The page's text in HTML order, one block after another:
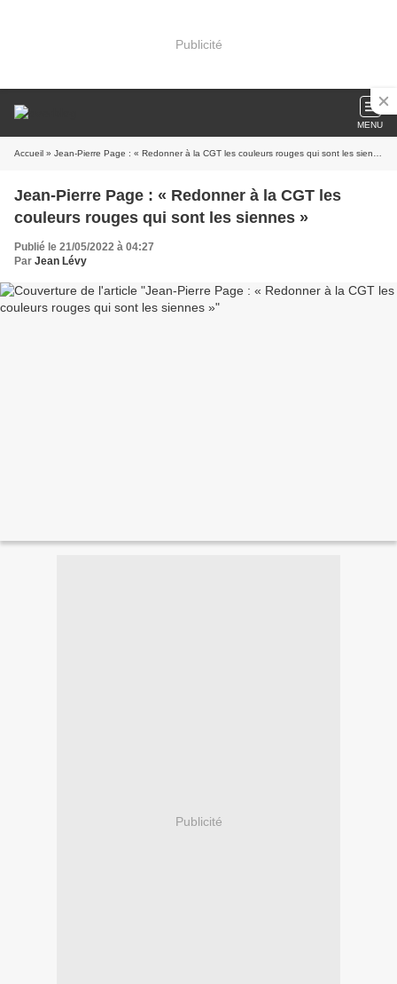
Publicité
MENU
Accueil » Jean-Pierre Page : « Redonner à la CGT les couleurs rouges qui sont les siennes »
Jean-Pierre Page : « Redonner à la CGT les
couleurs rouges qui sont les siennes »
Publié le 21/05/2022 à 04:27
Par Jean Lévy
Publicité